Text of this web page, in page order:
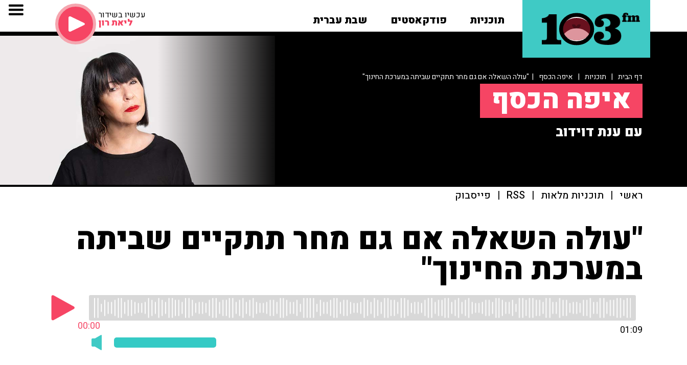
תוכניות פודקאסטים שבת עברית עכשיו בשידור
ליאת רון
דף הבית | תוכניות | איפה הכסף | "עולה השאלה אם גם מחר תתקיים שביתה במערכת החינוך"
איפה הכסף
עם ענת דוידוב
ראשי | תוכניות מלאות |
RSS
| פייסבוק
"עולה השאלה אם גם מחר תתקיים שביתה
במערכת החינוך"
00:00 01:09